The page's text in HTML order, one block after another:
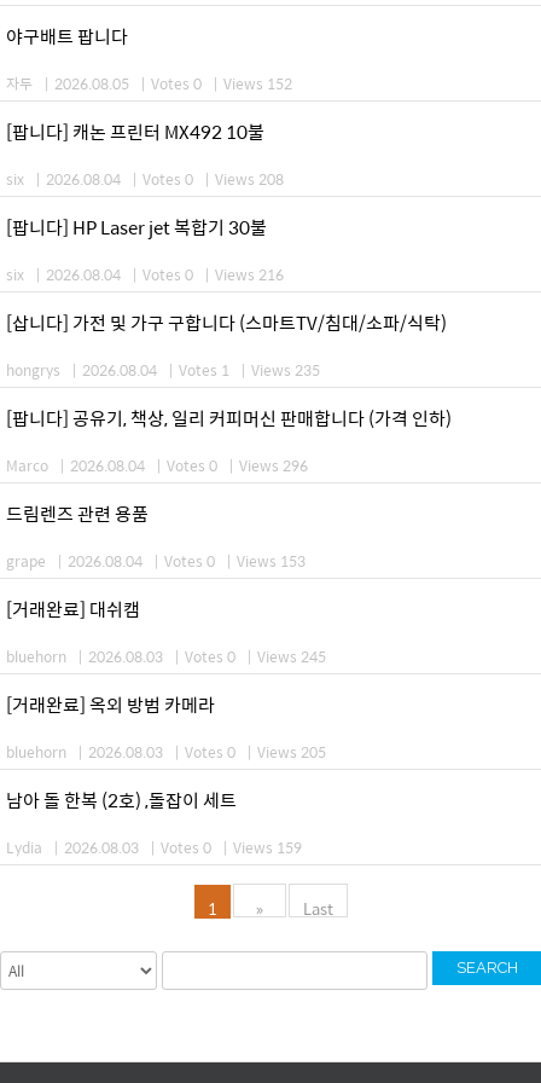
야구배트 팝니다
자두 | 2026.08.05 | Votes 0 | Views 152
[팝니다] 캐논 프린터 MX492 10불
six | 2026.08.04 | Votes 0 | Views 208
[팝니다] HP Laser jet 복합기 30불
six | 2026.08.04 | Votes 0 | Views 216
[삽니다] 가전 및 가구 구합니다 (스마트TV/침대/소파/식탁)
hongrys | 2026.08.04 | Votes 1 | Views 235
[팝니다] 공유기, 책상, 일리 커피머신 판매합니다 (가격 인하)
Marco | 2026.08.04 | Votes 0 | Views 296
드림렌즈 관련 용품
grape | 2026.08.04 | Votes 0 | Views 153
[거래완료] 대쉬캠
bluehorn | 2026.08.03 | Votes 0 | Views 245
[거래완료] 옥외 방범 카메라
bluehorn | 2026.08.03 | Votes 0 | Views 205
남아 돌 한복 (2호) ,돌잡이 세트
Lydia | 2026.08.03 | Votes 0 | Views 159
1 » Last
SEARCH